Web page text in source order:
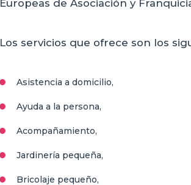
Europeas de Asociación y
Los servicios que ofrece son los
Asistencia a domicilio,
Ayuda a la persona,
Acompañamiento,
Jardinería pequeña,
Bricolaje pequeño,